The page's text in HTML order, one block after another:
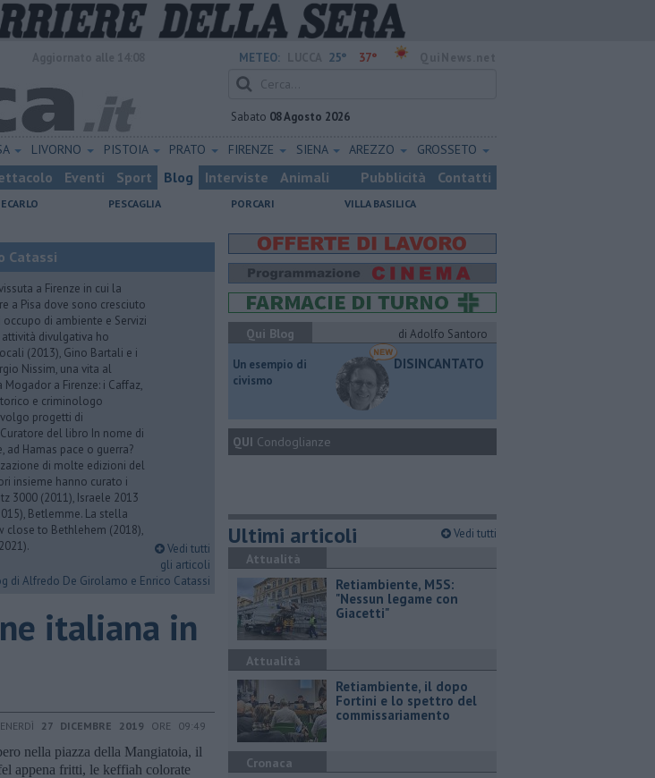
METEO: 25° 37°
Sabato 08 Agosto 2026
LIVORNO PISTOIA PRATO FIRENZE SIENA AREZZO GROSSETO
Eventi Sport Blog Interviste Animali Pubblicità Contatti
PESCAGLIA PORCARI VILLA BASILICA
Catassi
a Firenze in cui la
a Pisa dove sono cresciuto
occupo di ambiente e Servizi
divulgativa ho
(2013), Gino Bartali e i
Nissim, una vita al
a Firenze: i Caffaz,
e criminologo
progetti di
del libro In nome di
Hamas pace o guerra?
di molte edizioni del
insieme hanno curato i
3000 (2011), Israele 2013
Betlemme. La stella
close to Bethlehem (2018),
Vedi tutti
gli articoli
di Alfredo De Girolamo e Enrico Catassi
italiana in
27 DICEMBRE 2019 ORE 09:49
nella piazza della Mangiatoia, il
appena fritti, le keffiah colorate
Qui Blog
di Adolfo Santoro
​Un esempio di
civismo
DISINCANTATO
QUI Condoglianze
Ultimi articoli Vedi tutti
Attualità
Retiambiente, M5S:
"Nessun legame con
Giacetti"
Attualità
Retiambiente, il dopo
Fortini e lo spettro del
commissariamento
Cronaca